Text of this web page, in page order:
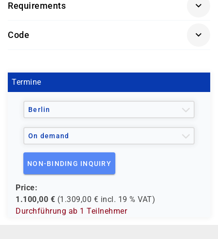
Organisation, die im Projektbereich direkt oder indirekt
Requirements
enthalten.
Code
Termine
Berlin
On demand
NON-BINDING INQUIRY
Price:
1.100,00 € (1.309,00 € incl. 19 % VAT)
Durchführung ab 1 Teilnehmer